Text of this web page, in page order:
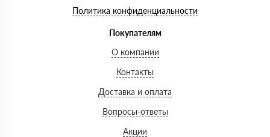
Политика конфиденциальности
Покупателям
О компании
Контакты
Доставка и оплата
Вопросы-ответы
Акции